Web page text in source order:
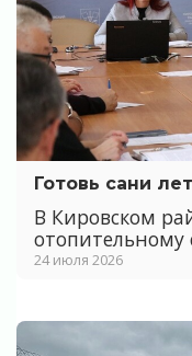
Готовь сани
В Кировском
отопительному
24 июля 2026